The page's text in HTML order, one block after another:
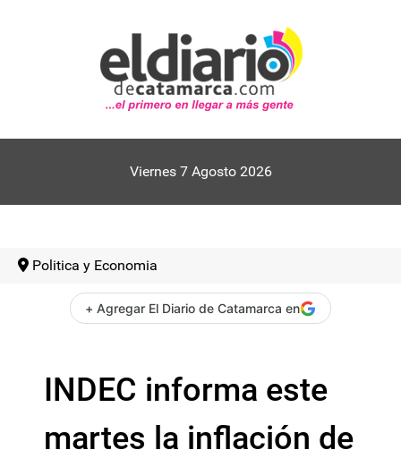
Viernes 7 Agosto 2026
Politica y Economia
+ Agregar El Diario de Catamarca en
INDEC informa este
martes la inflación de